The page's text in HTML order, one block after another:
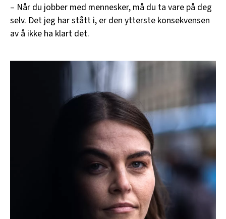
– Når du jobber med mennesker, må du ta vare på deg
selv. Det jeg har stått i, er den ytterste konsekvensen
av å ikke ha klart det.